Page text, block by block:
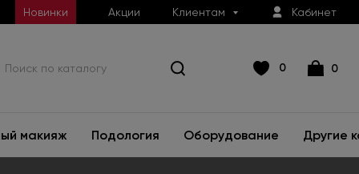
Новинки Акции Клиентам Кабинет
0 0
макияж Подология Оборудование Другие